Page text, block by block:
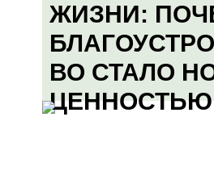
ЖИЗНИ:
ВО СТАЛО
ЦЕННОСТЬЮ